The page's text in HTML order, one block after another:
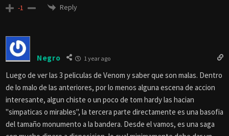
-1 Reply
Negro 1 year ago
Luego de ver las 3 peliculas de Venom y saber que son malas. Dentro
de lo malo de las anteriores, por lo menos alguna escena de accion
interesante, algun chiste o un poco de tom hardy las hacian
"simpaticas o mirables", la tercera parte directamente es una basofia
del tamaño monumento a la bandera. Desde el vamos, es una saga